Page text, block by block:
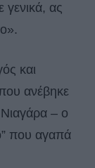
ας
και
ανέβηκε
– ο
που αγαπά